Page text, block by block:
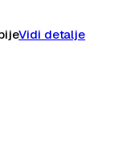
Probaj odmah